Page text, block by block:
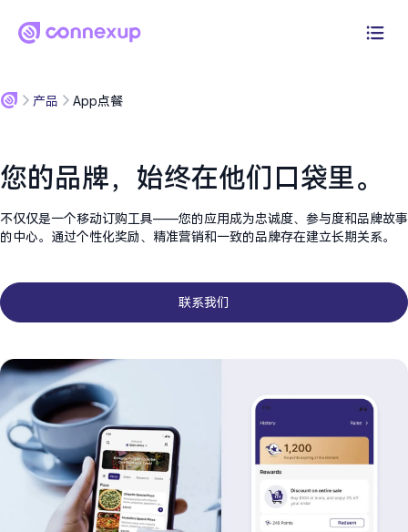
解决方案
定价
登录
产品 App点餐
您的品牌，始终在他们口袋里。
不仅仅是一个移动订购工具——您的应用成为忠诚度、参与度和品牌故事
的中心。通过个性化奖励、精准营销和一致的品牌存在建立长期关系。
联系我们